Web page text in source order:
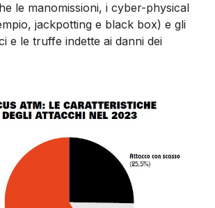
le manomissioni, i cyber-physical
jackpotting e black box) e gli
e le truffe indette ai danni dei